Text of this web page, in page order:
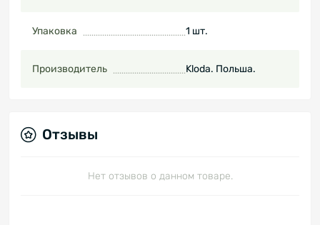
Упаковка 1 шт.
Производитель Kloda. Польша.
Отзывы
Нет отзывов о данном товаре.